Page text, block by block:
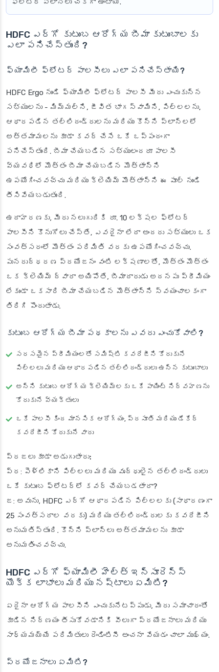
ఫ్లోటర్ ప్లాన్‌లు చౌకగా ఉంటాయి.
HDFC ఎర్గో కుటుంబ ఆరోగ్య బీమా కుటుంబాలకు
ఎలా పనిచేస్తుంది?
ఫ్యామిలీ ఫ్లోటర్ పాలసీలు ఎలా పనిచేస్తాయి?
HDFC Ergo నుండి ఫ్యామిలీ ఫ్లోటర్ పాలసీ మీరు ఎంచుకున్న
సభ్యులను - మిమ్మల్ని, జీవిత భాగస్వామిని, పిల్లలను,
ఆధారపడిన తల్లిదండ్రులను మరియు కొన్ని ప్లాన్‌లలో
అత్తమామలను కూడా కవర్ చేసే ఒకే ఒప్పందంగా
పనిచేస్తుంది. బీమా చేయబడిన సభ్యులందరూ పాలసీ
వ్యవధిలో మొత్తం బీమా చేయబడిన మొత్తాన్ని
ఉపయోగించవచ్చు మరియు క్లెయిమ్ మొత్తాన్ని ఈ పూల్ నుండి
తీసివేయబడుతుంది.
ఉదాహరణకు, మీరు నలుగురికి రూ. 10 లక్షల ఫ్లోటర్
పాలసీని కొనుగోలు చేస్తే, ఎవరైనా లేదా అందరు సభ్యులు ఒక
సంవత్సరంలో మొత్తం పరిమితి వరకు ఉపయోగించవచ్చు.
పునరుద్ధరణ ప్రయోజనం వంటి లక్షణాలతో, మొత్తం మొత్తం
ఒక క్లెయిమ్ ద్వారా అయిపోతే, బీమాదారుడు అదనపు ప్రీమియం
లేకుండా ఒకసారి బీమా చేయబడిన మొత్తాన్ని స్వయంచాలకంగా
తిరిగి పొందుతాడు.
కుటుంబ ఆరోగ్య బీమా పథకాలను ఎవరు ఎంచుకోవాలి?
సరసమైన ప్రీమియంలతో సమిష్టి కవరేజీని కోరుకునే
పిల్లలు మరియు ఆధారపడిన తల్లిదండ్రులు ఉన్న కుటుంబాలు
అన్ని కుటుంబ ఆరోగ్య క్లెయిమ్‌లకు ఒకే పాయింట్ నిర్వహణను
కోరుకునే వ్యక్తులు
ఒకే పాలసీ కింద మానసిక ఆరోగ్యం, ప్రసూతి మరియు డేకేర్
కవరేజీని కోరుకునే వారు
ప్రజలు కూడా అడుగుతారు:
ప్ర: పెళ్లికాని పిల్లలు మరియు వృద్ధులైన తల్లిదండ్రులు
ఒకే కుటుంబ ఫ్లోటర్‌లో కవర్ చేయబడతారా?
జ: అవును, HDFC ఎర్గో ఆధారపడిన పిల్లలకు (సాధారణంగా
25 సంవత్సరాల వరకు) మరియు తల్లిదండ్రులకు కవరేజీని
అనుమతిస్తుంది. కొన్ని ప్లాన్‌లు అత్తమామలను కూడా
అనుమతించవచ్చు.
HDFC ఎర్గో ఫ్యామిలీ హెల్త్ ఇన్సూరెన్స్
యొక్క లాభాలు మరియు నష్టాలు ఏమిటి?
ఏదైనా ఆరోగ్య పాలసీని ఎంచుకునేటప్పుడు, మీరు సమాచారంతో
కూడిన నిర్ణయం తీసుకోవడానికి వీలుగా ప్రయోజనాలు మరియు
సాధ్యమయ్యే పరిమితులు రెండింటినీ అంచనా వేయడం చాలా ముఖ్యం.
ప్రయోజనాలు ఏమిటి?